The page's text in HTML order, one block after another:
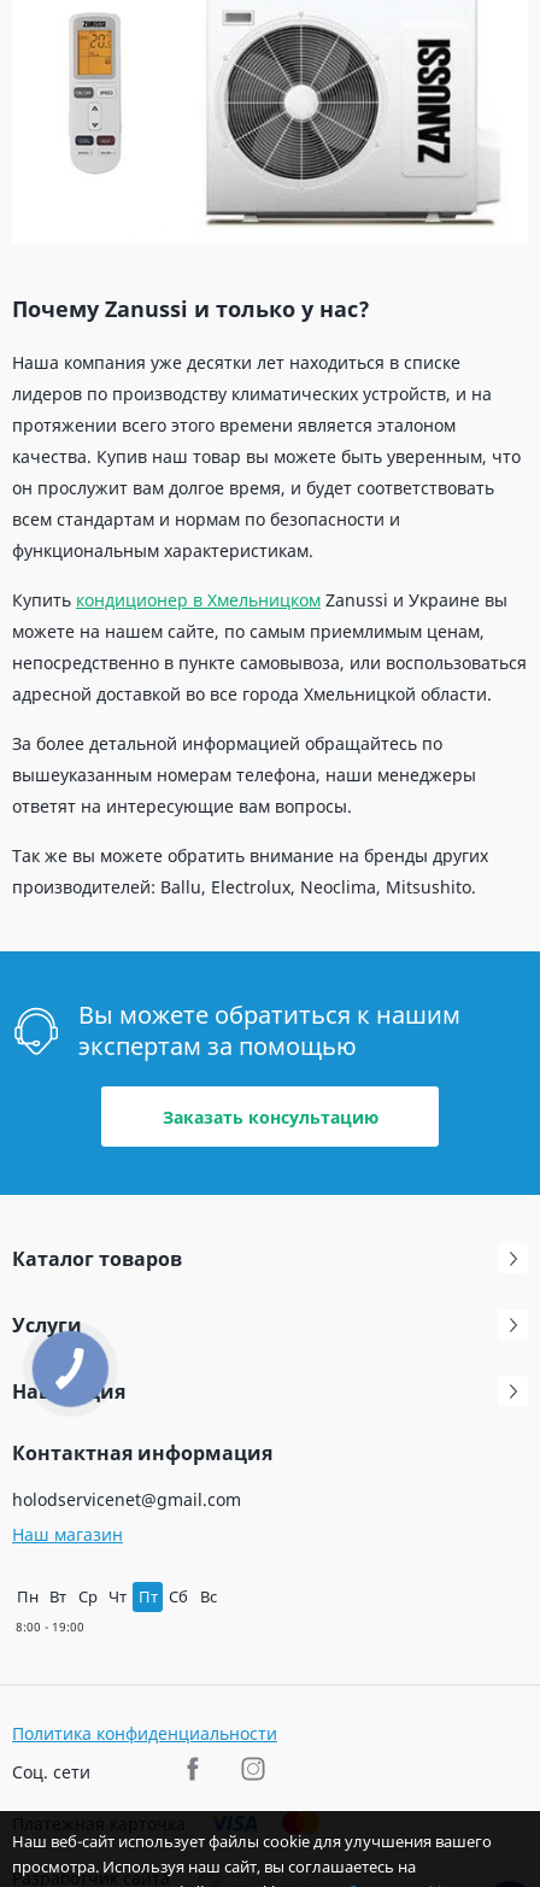
Почему Zanussi и только у нас?
Наша компания уже десятки лет находиться в списке
лидеров по производству климатических устройств, и на
протяжении всего этого времени является эталоном
качества. Купив наш товар вы можете быть уверенным, что
он прослужит вам долгое время, и будет соответствовать
всем стандартам и нормам по безопасности и
функциональным характеристикам.
Купить кондиционер в Хмельницком Zanussi и Украине вы
можете на нашем сайте, по самым приемлимым ценам,
непосредственно в пункте самовывоза, или воспользоваться
адресной доставкой во все города Хмельницкой области.
За более детальной информацией обращайтесь по
вышеуказанным номерам телефона, наши менеджеры
ответят на интересующие вам вопросы.
Так же вы можете обратить внимание на бренды других
производителей: Ballu, Electrolux, Neoclima, Mitsushito.
Вы можете обратиться к нашим
экспертам за помощью
Заказать консультацию
Каталог товаров
Услуги
Навигация
Контактная информация
holodservicenet@gmail.com
Наш магазин
Пн Вт Ср Чт Пт Сб Вс
Политика конфиденциальности
Соц. сети
Разработчик сайта
Наш веб-сайт использует файлы cookie для улучшения вашего
просмотра. Используя наш сайт, вы соглашаетесь на